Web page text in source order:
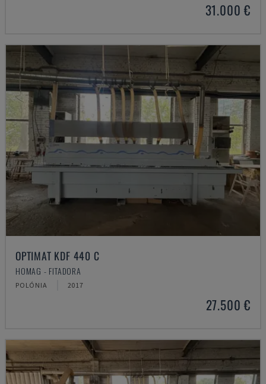
31.000 €
OPTIMAT KDF 440 C
HOMAG - FITADORA
POLÓNIA 2017
27.500 €